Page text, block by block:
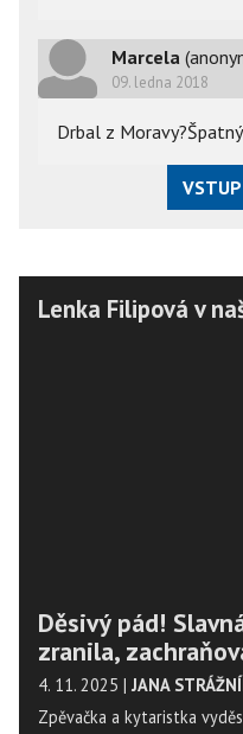
Marcela
09. ledna 2018
Drbal z
Lenka Filipová v
Děsivý pád!
zranila,
4. 11. 2025 | JANA
Zpěvačka a kytaristka